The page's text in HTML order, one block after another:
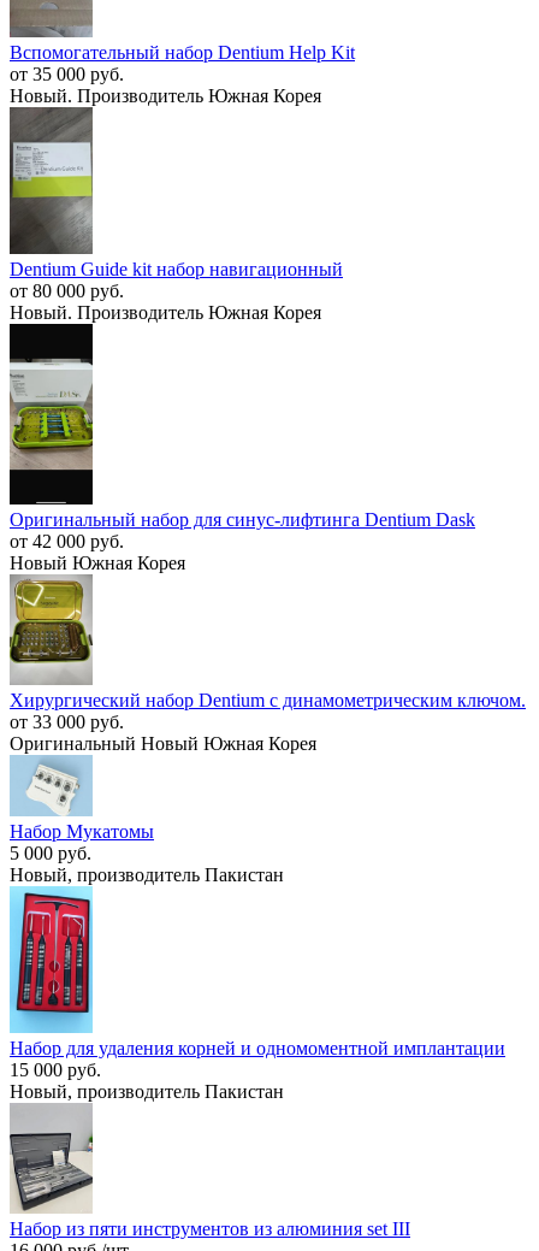
Вспомогательный набор Dentium Help Kit
от 35 000 руб.
Новый. Производитель Южная Корея
Dentium Guide kit набор навигационный
от 80 000 руб.
Новый. Производитель Южная Корея
Оригинальный набор для синус-лифтинга Dentium Dask
от 42 000 руб.
Новый Южная Корея
Хирургический набор Dentium с динамометрическим ключом.
от 33 000 руб.
Оригинальный Новый Южная Корея
Набор Мукатомы
5 000 руб.
Новый, производитель Пакистан
Набор для удаления корней и одномоментной имплантации
15 000 руб.
Новый, производитель Пакистан
Набор из пяти инструментов из алюминия set III